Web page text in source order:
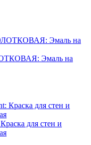
Эмаль на
для стен и